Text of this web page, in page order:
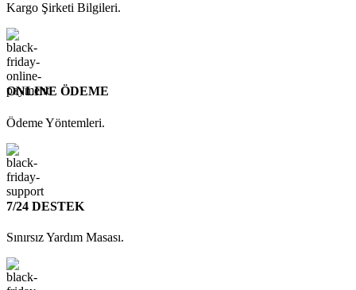
Kargo Şirketi Bilgileri.
ONLINE ÖDEME
Ödeme Yöntemleri.
7/24 DESTEK
Sınırsız Yardım Masası.